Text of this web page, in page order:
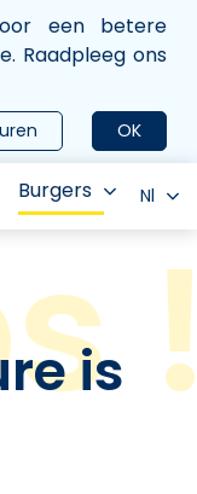
een betere
Raadpleeg ons
OK
Burgers Nl
is